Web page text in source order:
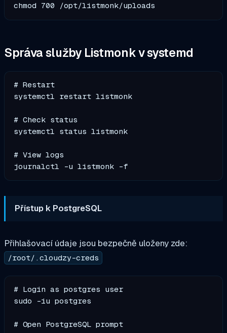
Správa služby Listmonk v systemd
# Restart
systemctl restart listmonk
# Check status
systemctl status listmonk
# View logs
Přístup k PostgreSQL
Přihlašovací údaje jsou bezpečně uloženy zde:
/root/.cloudzy-creds
# Login as postgres user
sudo -iu postgres
# Open PostgreSQL prompt